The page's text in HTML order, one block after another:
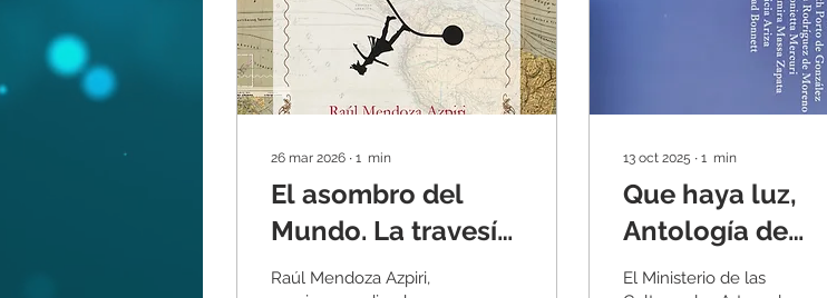
26 mar 2026 ∙ 1 min
El asombro del
Mundo. La travesía
de la familia
Raúl Mendoza Azpiri,
13 oct 2025 ∙ 1 min
Que haya luz,
Antología de
dramaturgia
El Ministerio de las